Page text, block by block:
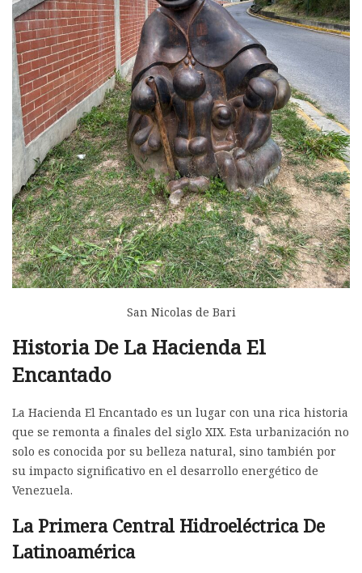
San Nicolas de Bari
Historia De La Hacienda El
Encantado
La Hacienda El Encantado es un lugar con una rica historia
que se remonta a finales del siglo XIX. Esta urbanización no
solo es conocida por su belleza natural, sino también por
su impacto significativo en el desarrollo energético de
Venezuela.
La Primera Central Hidroeléctrica De
Latinoamérica